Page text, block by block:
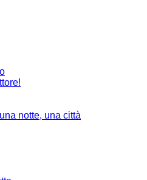
notte, una città